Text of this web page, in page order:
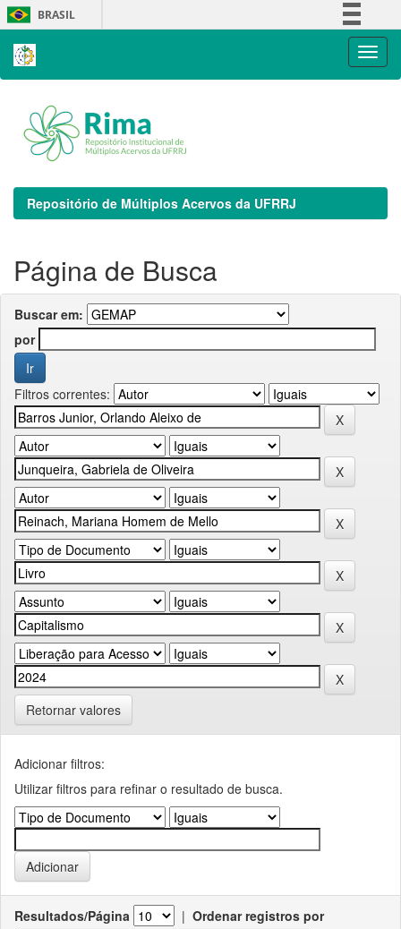
Skip
navigation
BRASIL
Repositório de Múltiplos Acervos da UFRRJ
Página de Busca
Buscar em:
por
Filtros correntes:
Retornar valores
Adicionar filtros:
Utilizar filtros para refinar o resultado de busca.
Resultados/Página | Ordenar registros por